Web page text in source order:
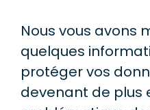
Nous vous avons
quelques
protéger vos
devenant de plus